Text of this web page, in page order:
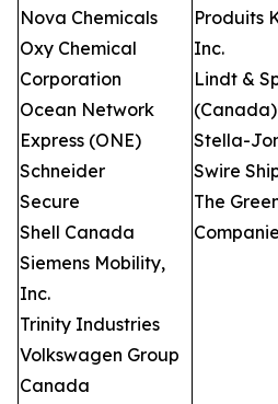
Nova Chemicals
Oxy Chemical
Corporation
Ocean Network
Express (ONE)
Schneider
Secure
Shell Canada
Siemens Mobility,
Inc.
Trinity Industries
Volkswagen Group
Canada
Produits
Inc.
Lindt &
Stella-
Swire
The